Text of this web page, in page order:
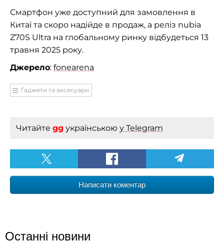
Смартфон уже доступний для замовлення в
Китаї та скоро надійде в продаж, а реліз nubia
Z70S Ultra на глобальному ринку відбудеться 13
травня 2025 року.
Джерело: fonearena
Ґаджети та аксесуари
Читайте gg українською у Telegram
Написати коментар
Останні новини